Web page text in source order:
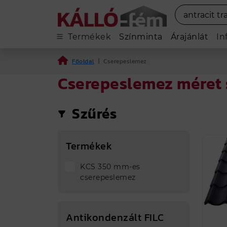
Termékek Színminta Árajánlát
Főoldal | Cserepeslemez
Cserepeslemez
Szűrés
Termékek
KCS 350 mm-es
cserepeslemez
Antikondenzált FILC